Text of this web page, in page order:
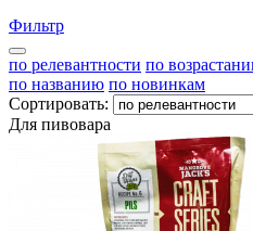
Фильтр
по релевантности по
по названию по новинкам
Сортировать:
Для пивовара